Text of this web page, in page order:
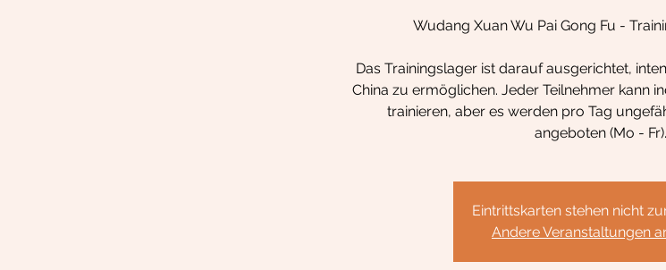
Wudang Xuan Wu Pai Gong Fu -
Das Trainingslager ist darauf ausgerichtet,
China zu ermöglichen. Jeder Teilnehmer kann
trainieren, aber es werden pro Tag
angeboten (Mo - Fr).
Eintrittskarten stehen nicht
Andere Veranstaltungen